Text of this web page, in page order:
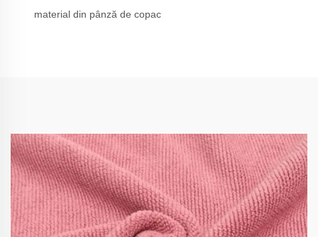
material din pânză de copac